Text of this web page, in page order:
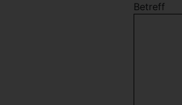
Betreff